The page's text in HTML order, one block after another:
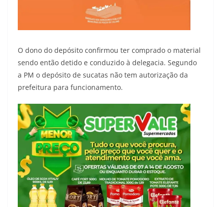
O dono do depósito confirmou ter comprado o material
sendo então detido e conduzido à delegacia. Segundo
a PM o depósito de sucatas não tem autorização da
prefeitura para funcionamento.